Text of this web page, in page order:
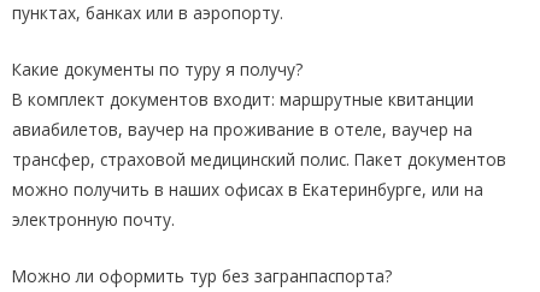
пунктах, банках или в аэропорту.
Какие документы по туру я получу?
В комплект документов входит: маршрутные квитанции
авиабилетов, ваучер на проживание в отеле, ваучер на
трансфер, страховой медицинский полис. Пакет документов
можно получить в наших офисах в Екатеринбурге, или на
электронную почту.
Можно ли оформить тур без загранпаспорта?